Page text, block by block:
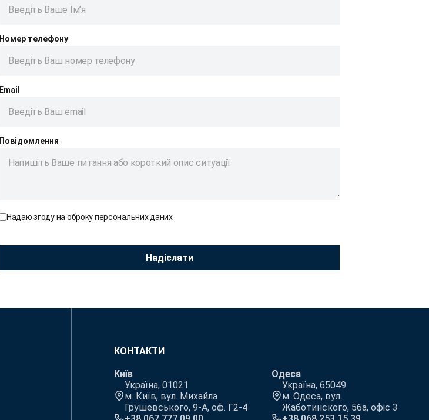
Номер телефону
Email
Повідомлення
Надаю згоду на оброку персональних даних
КОНТАКТИ
Київ
Україна, 01021
м. Київ, вул. Михайла
Грушевського, 9-А, оф. Г2-4
Одеса
Україна, 65049
м. Одеса, вул.
Жаботинского, 56а, офіс 3